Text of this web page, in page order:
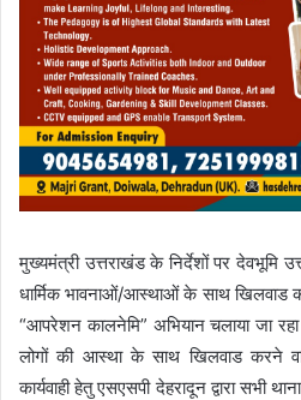
मुख्यमंत्री उत्तराखंड के निर्देशों पर देवभूमि
धार्मिक भावनाओं/आस्थाओं के साथ खिलवाड
“आपरेशन कालनेमि” अभियान चलाया जा
लोगों की आस्था के साथ खिलवाड करने
कार्यवाही हेतु एसएसपी देहरादून द्वारा सभी